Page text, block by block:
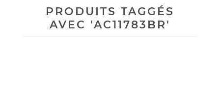
PRODUITS TAGGÉS
AVEC 'AC11783BR'